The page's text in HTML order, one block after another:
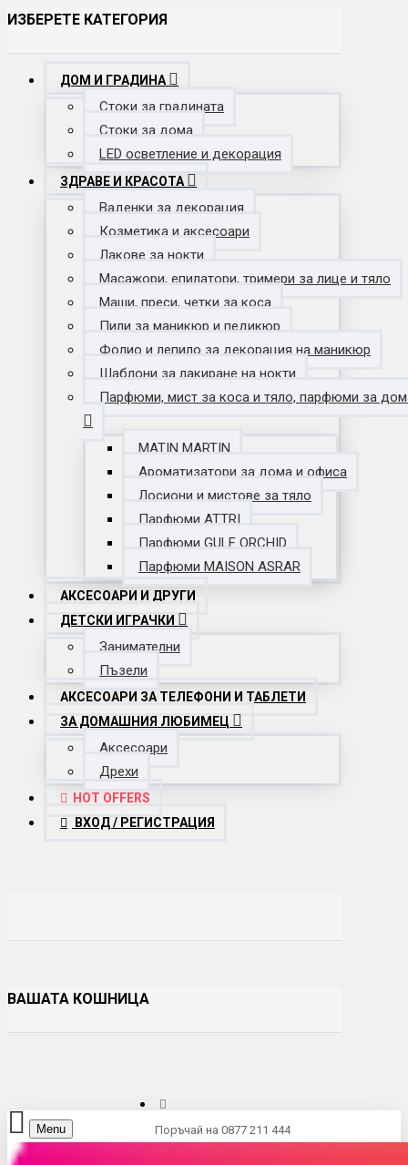
ИЗБЕРЕТЕ КАТЕГОРИЯ
ДОМ И ГРАДИНА
Стоки за градината
Стоки за дома
LED осветление и декорация
ЗДРАВЕ И КРАСОТА
Ваденки за декорация
Козметика и аксесоари
Лакове за нокти
Масажори, епилатори, тримери за лице и тяло
Маши, преси, четки за коса
Пили за маникюр и педикюр
Фолио и лепило за декорация на маникюр
Шаблони за лакиране на нокти
Парфюми, мист за коса и тяло, парфюми за
MATIN MARTIN
Ароматизатори за дома и офиса
Лосиони и мистове за тяло
Парфюми ATTRI
Парфюми GULF ORCHID
Парфюми MAISON ASRAR
АКСЕСОАРИ И ДРУГИ
ДЕТСКИ ИГРАЧКИ
Занимателни
Пъзели
АКСЕСОАРИ ЗА ТЕЛЕФОНИ И ТАБЛЕТИ
ЗА ДОМАШНИЯ ЛЮБИМЕЦ
Аксесоари
Дрехи
HOT OFFERS
ВХОД / РЕГИСТРАЦИЯ
ВАШАТА КОШНИЦА
Поръчай на 0877 211 444
Menu